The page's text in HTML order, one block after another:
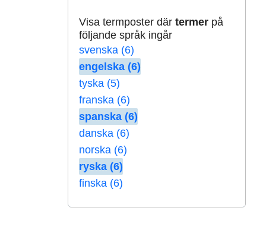
Visa termposter där termerpå
följande språk ingår
svenska (6)
engelska (6)
tyska (5)
franska (6)
spanska (6)
danska (6)
norska (6)
ryska (6)
finska (6)